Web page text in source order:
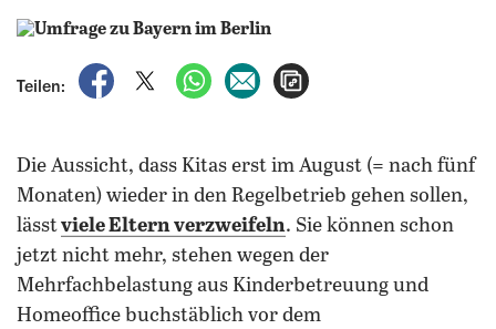
Teilen:
auf Facebook teilen
auf X teilenper WhatsApp teilen
per E-Mail teilen
Die Aussicht, dass Kitas erst im August (= nach fünf
Monaten) wieder in den Regelbetrieb gehen sollen,
lässtviele Eltern verzweifeln. Sie können schon
jetzt nicht mehr, stehen wegen der
Mehrfachbelastung aus Kinderbetreuung und
Homeoffice buchstäblich vor dem